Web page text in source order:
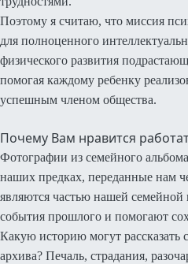
Поэтому я считаю, что миссия
для полноценного
физического развития
помогая каждому ребенку
успешным членом общества.
Почему Вам нравится
Фотографии из семейного
наших предках, переданные нам
являются частью нашей
события прошлого и помогают
Какую историю могут рассказать
архива? Печаль, страдания,